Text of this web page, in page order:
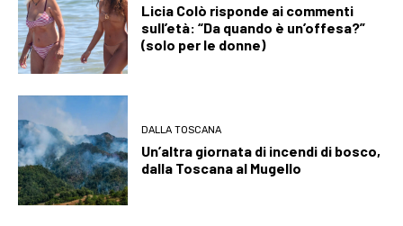
Licia Colò risponde ai commenti
sull’età: “Da quando è un’offesa?”
(solo per le donne)
DALLA TOSCANA
Un’altra giornata di incendi di bosco,
dalla Toscana al Mugello